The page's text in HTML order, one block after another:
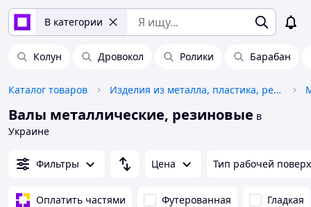
В категории
Колун Дровокол Ролики Барабан
Каталог товаров Изделия из металла, пластика, резины
Валы металлические, резиновые в
Украине
Фильтры Цена Тип рабочей
Оплатить частями Футерованная Гладкая